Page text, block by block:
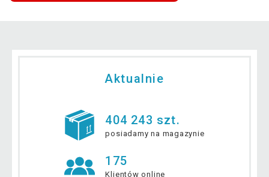
Aktualnie
404 243 szt.
posiadamy na magazynie
175
Klientów online